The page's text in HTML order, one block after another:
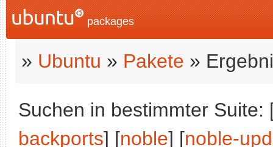
packages
» Ubuntu » Pakete »
Suchen in bestimmter Suite:
backports] [noble] [noble-